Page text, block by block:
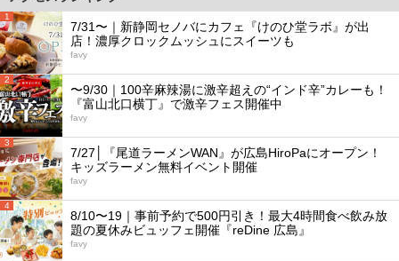
1
7/31〜｜新静岡セノバにカフェ『けのひ堂ラボ』が出
店！濃厚クロックムッシュにスイーツも
favy
2
〜9/30｜100辛麻辣湯に激辛超えの“インド辛”カレーも！
『富山北口横丁』で激辛フェス開催中
favy
3
7/27│『尾道ラーメンWAN』が広島HiroPaにオープン！
キッズラーメン無料イベント開催
favy
4
8/10〜19｜事前予約で500円引き！最大4時間食べ飲み放
題の夏休みビュッフェ開催『reDine 広島』
favy